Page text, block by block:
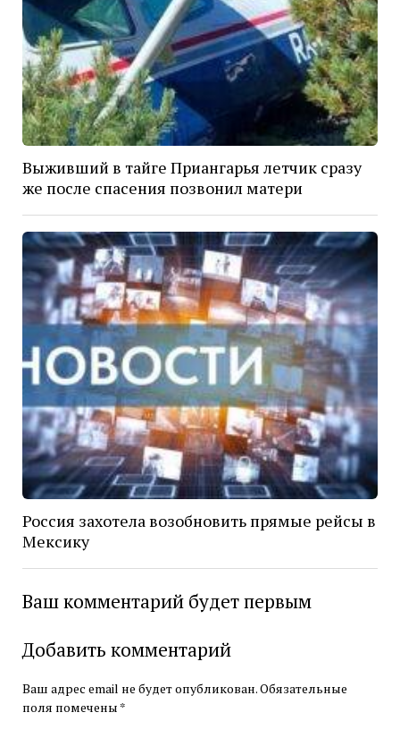
Выживший в тайге Приангарья летчик сразу
же после спасения позвонил матери
Россия захотела возобновить прямые рейсы в
Мексику
Ваш комментарий будет первым
Добавить комментарий
Ваш адрес email не будет опубликован.Обязательные
поля помечены *